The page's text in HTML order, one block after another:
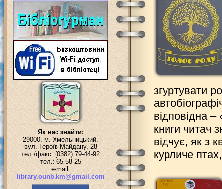
Як нас знайти:
29000, м. Хмельницький,
вул. Героїв Майдану, 28
тел./факс: (0382) 79-44-92
тел.: 65-58-25
e-mail:
library.ounb.km@gmail.com
згуртувати
відповідна
книги читач
відчує, як з
курличе